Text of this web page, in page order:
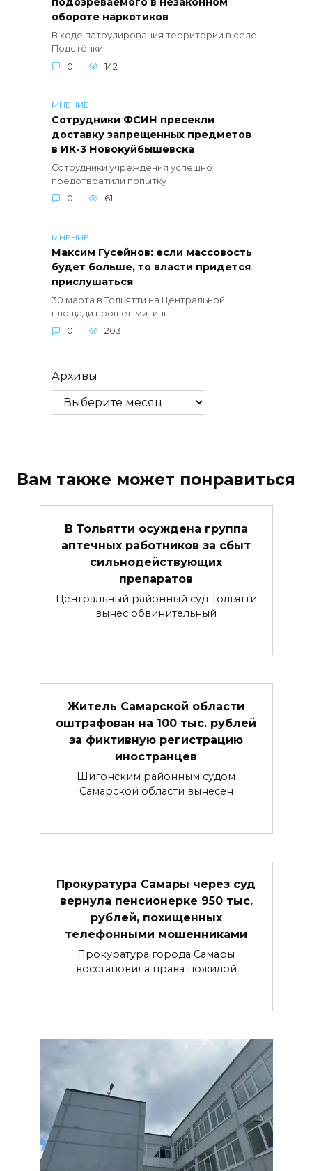
обороте наркотиков
В ходе патрулирования территории в селе
Подстёпки
0
142
МНЕНИЕ
Сотрудники ФСИН пресекли
доставку запрещенных предметов
в ИК-3 Новокуйбышевска
Сотрудники учреждения успешно
предотвратили попытку
0
61
МНЕНИЕ
Максим Гусейнов: если массовость
будет больше, то власти придется
прислушаться
30 марта в Тольятти на Центральной
площади прошел митинг
0
203
Архивы
Вам также может понравиться
В Тольятти осуждена группа
аптечных работников за сбыт
сильнодействующих
препаратов
Центральный районный суд Тольятти
вынес обвинительный
Житель Самарской области
оштрафован на 100 тыс. рублей
за фиктивную регистрацию
иностранцев
Шигонским районным судом
Самарской области вынесен
Прокуратура Самары через суд
вернула пенсионерке 950 тыс.
рублей, похищенных
телефонными мошенниками
Прокуратура города Самары
восстановила права пожилой